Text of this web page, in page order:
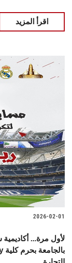
اقرأ المزيد
2026-02-01
لأول مرة... أكاديمية